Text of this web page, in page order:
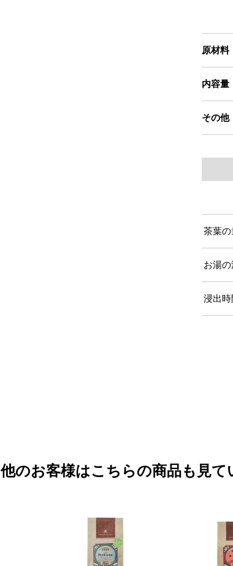
原材料
内容量
その他
茶葉の
お湯
浸出時
他のお客様はこちらの商品も見て